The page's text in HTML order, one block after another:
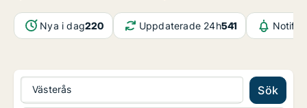
Nya i dag220 Uppdaterade 24h541
Västerås Sök